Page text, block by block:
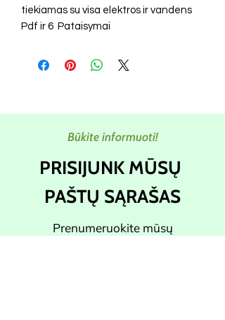
tiekiamas su visa elektros ir vandens
Pdf ir 6 Pataisymai
Būkite informuoti!
PRISIJUNK MŪSŲ
PAŠTŲ SĄRAŠAS
Prenumeruokite mūsų